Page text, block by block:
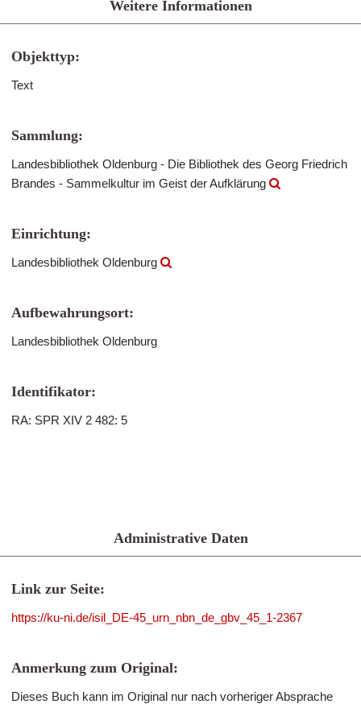
Weitere Informationen
Objekttyp:
Text
Sammlung:
Landesbibliothek Oldenburg - Die Bibliothek des Georg Friedrich
Brandes - Sammelkultur im Geist der Aufklärung
Einrichtung:
Landesbibliothek Oldenburg
Aufbewahrungsort:
Landesbibliothek Oldenburg
Identifikator:
RA: SPR XIV 2 482: 5
Administrative Daten
Link zur Seite:
https://ku-ni.de/isil_DE-45_urn_nbn_de_gbv_45_1-2367
Anmerkung zum Original:
Dieses Buch kann im Original nur nach vorheriger Absprache